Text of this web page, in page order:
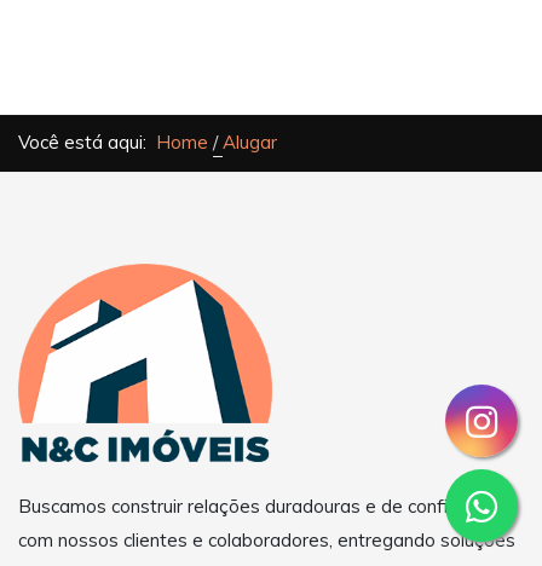
Você está aqui: Home Alugar
Buscamos construir relações duradouras e de confiança
com nossos clientes e colaboradores, entregando soluções